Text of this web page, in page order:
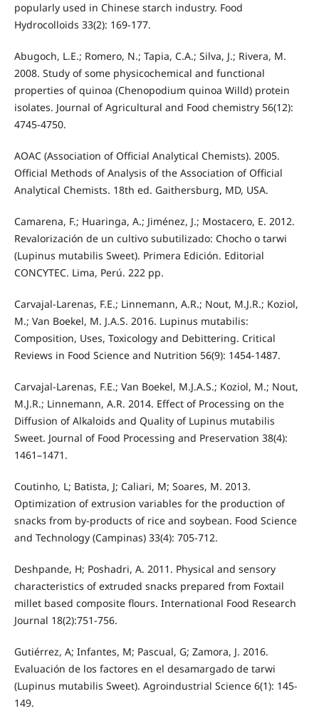
popularly used in Chinese starch industry. Food
Hydrocolloids 33(2): 169-177.
Abugoch, L.E.; Romero, N.; Tapia, C.A.; Silva, J.; Rivera, M.
2008. Study of some physicochemical and functional
properties of quinoa (Chenopodium quinoa Willd) protein
isolates. Journal of Agricultural and Food chemistry 56(12):
4745-4750.
AOAC (Association of Official Analytical Chemists). 2005.
Official Methods of Analysis of the Association of Official
Analytical Chemists. 18th ed. Gaithersburg, MD, USA.
Camarena, F.; Huaringa, A.; Jiménez, J.; Mostacero, E. 2012.
Revalorización de un cultivo subutilizado: Chocho o tarwi
(Lupinus mutabilis Sweet). Primera Edición. Editorial
CONCYTEC. Lima, Perú. 222 pp.
Carvajal-Larenas, F.E.; Linnemann, A.R.; Nout, M.J.R.; Koziol,
M.; Van Boekel, M. J.A.S. 2016. Lupinus mutabilis:
Composition, Uses, Toxicology and Debittering. Critical
Reviews in Food Science and Nutrition 56(9): 1454-1487.
Carvajal-Larenas, F.E.; Van Boekel, M.J.A.S.; Koziol, M.; Nout,
M.J.R.; Linnemann, A.R. 2014. Effect of Processing on the
Diffusion of Alkaloids and Quality of Lupinus mutabilis
Sweet. Journal of Food Processing and Preservation 38(4):
1461–1471.
Coutinho, L; Batista, J; Caliari, M; Soares, M. 2013.
Optimization of extrusion variables for the production of
snacks from by-products of rice and soybean. Food Science
and Technology (Campinas) 33(4): 705-712.
Deshpande, H; Poshadri, A. 2011. Physical and sensory
characteristics of extruded snacks prepared from Foxtail
millet based composite flours. International Food Research
Journal 18(2):751-756.
Gutiérrez, A; Infantes, M; Pascual, G; Zamora, J. 2016.
Evaluación de los factores en el desamargado de tarwi
(Lupinus mutabilis Sweet). Agroindustrial Science 6(1): 145-
149.